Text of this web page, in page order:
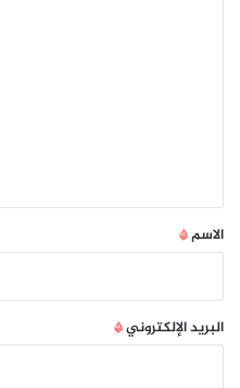
*
الاسم*
البريد الإلكتروني*